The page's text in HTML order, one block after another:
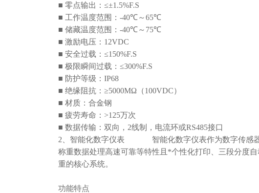
■ 零点输出： ≤±1.5%F.S
■ 工作温度范围： -40℃～65℃
■ 储藏温度范围： -40℃～ 75℃
■ 激励电压： 12VDC
■ 安全过载： ≤150%F.S
■ 极限瞬间过载： ≤300%F.S
■ 防护等级： IP68
■ 绝缘阻抗： ≥5000MΩ （100VDC）
■ 材质：合金钢
■ 疲劳寿命： >125万次
■ 数据传输：双向， 2线制，电流环或RS485接口
2 、智能化数字仪表
智能化数字仪表作为数字传感
称重数据处理高速可靠等特性且*个性化打印、三段分度
重的核心系统。
功能特点